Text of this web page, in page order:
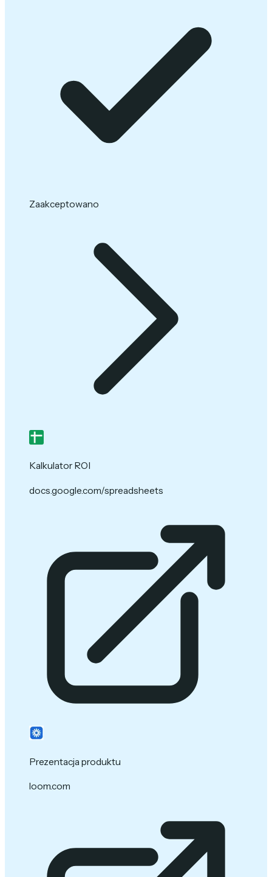
Zaakceptowano
Kalkulator ROI
docs.google.com/spreadsheets
Prezentacja produktu
loom.com